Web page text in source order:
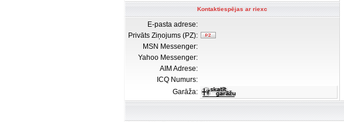
Kontaktiespējas ar riexc
E-pasta adrese:
Privāts Ziņojums (PZ):
MSN Messenger:
Yahoo Messenger:
AIM Adrese:
ICQ Numurs:
Garāža: